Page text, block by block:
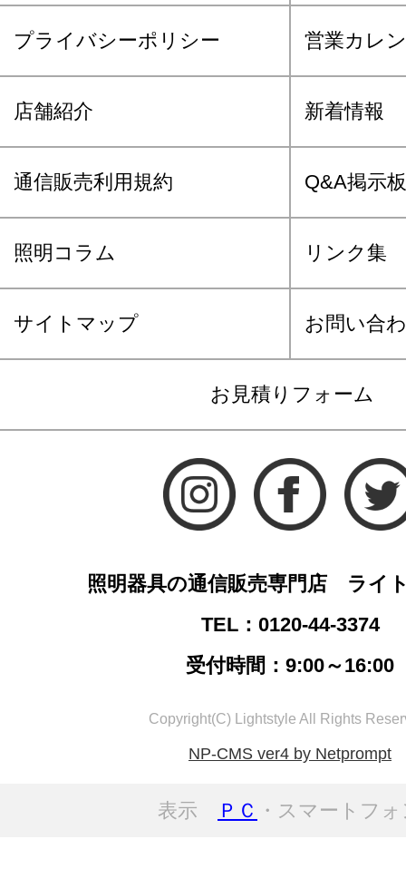
プライバシーポリシー 営業カレ
店舗紹介 新着情報
通信販売利用規約 Q&A掲示板
照明コラム リンク集
サイトマップ お問い合
お見積りフォーム
照明器具の通信販売専門店 ライ
TEL：0120-44-3374
受付時間：9:00～16:00
Copyright(C) Lightstyle All Rights
NP-CMS ver4 by Netprompt
表示 ＰＣ ・スマートフ